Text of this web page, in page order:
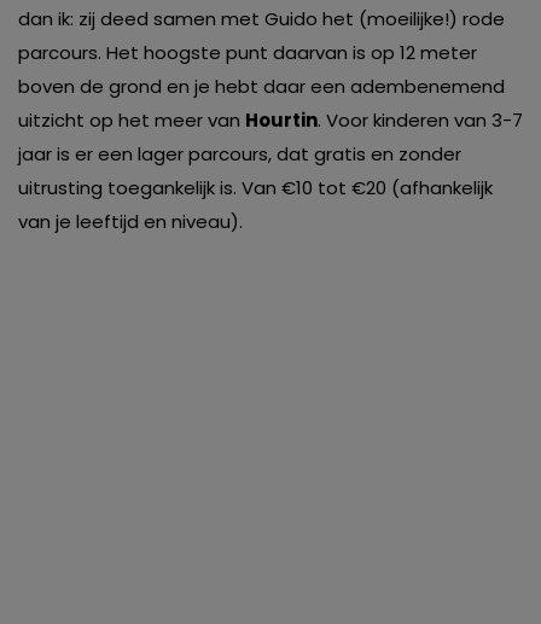
dan ik: zij deed samen met Guido het (moeilijke!) rode
parcours. Het hoogste punt daarvan is op 12 meter
boven de grond en je hebt daar een adembenemend
uitzicht op het meer van Hourtin. Voor kinderen van 3-7
jaar is er een lager parcours, dat gratis en zonder
uitrusting toegankelijk is. Van €10 tot €20 (afhankelijk
van je leeftijd en niveau).